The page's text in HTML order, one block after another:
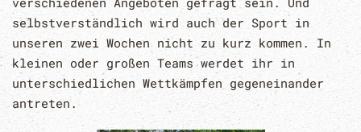
selbstverständlich wird auch der Sport in
unseren zwei Wochen nicht zu kurz kommen. In
kleinen oder großen Teams werdet ihr in
unterschiedlichen Wettkämpfen gegeneinander
antreten.